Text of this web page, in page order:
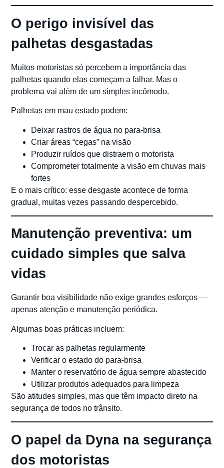
O perigo invisível das
palhetas desgastadas
Muitos motoristas só percebem a importância das
palhetas quando elas começam a falhar. Mas o
problema vai além de um simples incômodo.
Palhetas em mau estado podem:
Deixar rastros de água no para-brisa
Criar áreas “cegas” na visão
Produzir ruídos que distraem o motorista
Comprometer totalmente a visão em chuvas mais
fortes
E o mais crítico: esse desgaste acontece de forma
gradual, muitas vezes passando despercebido.
Manutenção preventiva: um
cuidado simples que salva
vidas
Garantir boa visibilidade não exige grandes esforços —
apenas atenção e manutenção periódica.
Algumas boas práticas incluem:
Trocar as palhetas regularmente
Verificar o estado do para-brisa
Manter o reservatório de água sempre abastecido
Utilizar produtos adequados para limpeza
São atitudes simples, mas que têm impacto direto na
segurança de todos no trânsito.
O papel da Dyna na segurança
dos motoristas